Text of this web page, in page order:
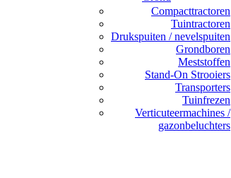
Compacttractoren
Tuintractoren
Drukspuiten / nevelspuiten
Grondboren
Meststoffen
Stand-On Strooiers
Transporters
Tuinfrezen
Verticuteermachines /
gazonbeluchters